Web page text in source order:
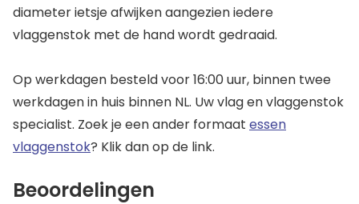
diameter ietsje afwijken aangezien iedere
vlaggenstok met de hand wordt gedraaid.
Op werkdagen besteld voor 16:00 uur, binnen twee
werkdagen in huis binnen NL. Uw vlag en vlaggenstok
specialist. Zoek je een ander formaat essen
vlaggenstok? Klik dan op de link.
Beoordelingen